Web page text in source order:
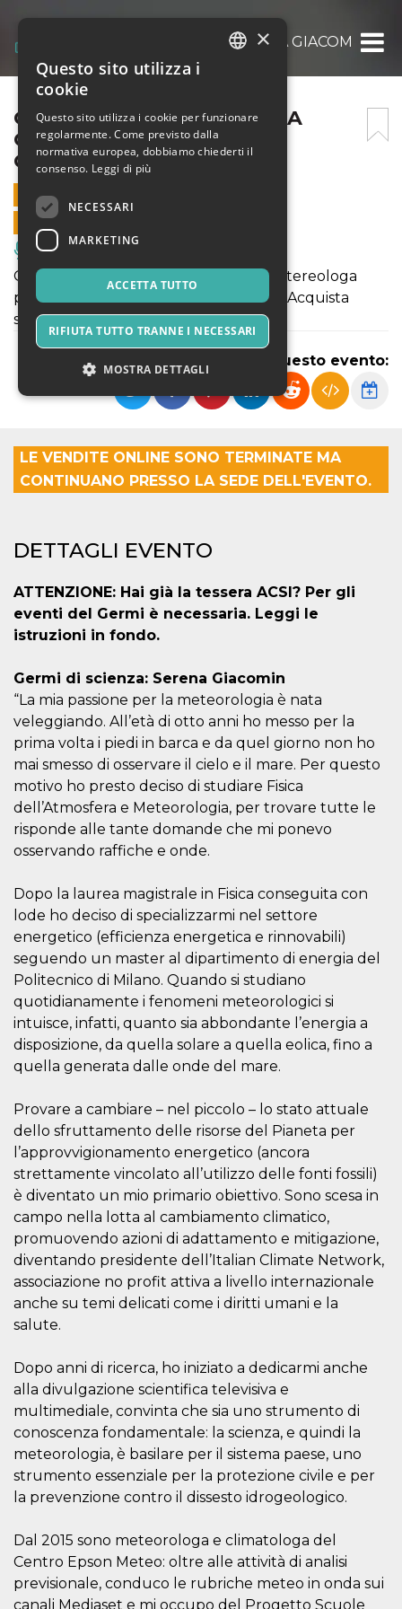
GERMI DI SCIENZA: SERENA GIACOMIN
GERMI DI SCIENZA: SERENA
GIACOMIN @GERMILDC 11
GENNAIO 2020
11 GENNAIO 2020 - 21:00
VENDITE ONLINE TERMINATE
Musica, Eventi Live, Club
Germi di scienza: Serena Giacomin, metereologa
professionista e conduttrice televisiva. Acquista
subito i tuoi biglietti!
Condividi questo evento:
LE VENDITE ONLINE SONO TERMINATE MA
CONTINUANO PRESSO LA SEDE DELL'EVENTO.
DETTAGLI EVENTO
ATTENZIONE: Hai già la tessera ACSI? Per gli
eventi del Germi è necessaria. Leggi le
istruzioni in fondo.
Germi di scienza: Serena Giacomin
“La mia passione per la meteorologia è nata
veleggiando. All’età di otto anni ho messo per la
prima volta i piedi in barca e da quel giorno non ho
mai smesso di osservare il cielo e il mare. Per questo
motivo ho presto deciso di studiare Fisica
dell’Atmosfera e Meteorologia, per trovare tutte le
risponde alle tante domande che mi ponevo
osservando raffiche e onde.
Dopo la laurea magistrale in Fisica conseguita con
lode ho deciso di specializzarmi nel settore
energetico (efficienza energetica e rinnovabili)
seguendo un master al dipartimento di energia del
Politecnico di Milano. Quando si studiano
quotidianamente i fenomeni meteorologici si
intuisce, infatti, quanto sia abbondante l’energia a
disposizione, da quella solare a quella eolica, fino a
quella generata dalle onde del mare.
Provare a cambiare – nel piccolo – lo stato attuale
dello sfruttamento delle risorse del Pianeta per
l’approvvigionamento energetico (ancora
strettamente vincolato all’utilizzo delle fonti fossili)
è diventato un mio primario obiettivo. Sono scesa in
campo nella lotta al cambiamento climatico,
promuovendo azioni di adattamento e mitigazione,
diventando presidente dell’Italian Climate Network,
associazione no profit attiva a livello internazionale
anche su temi delicati come i diritti umani e la
salute.
Dopo anni di ricerca, ho iniziato a dedicarmi anche
alla divulgazione scientifica televisiva e
multimediale, convinta che sia uno strumento di
conoscenza fondamentale: la scienza, e quindi la
meteorologia, è basilare per il sistema paese, uno
strumento essenziale per la protezione civile e per
la prevenzione contro il dissesto idrogeologico.
Dal 2015 sono meteorologa e climatologa del
Centro Epson Meteo: oltre alle attività di analisi
previsionale, conduco le rubriche meteo in onda sui
canali Mediaset e mi occupo del Progetto Scuole
×
Questo sito utilizza i
cookie
Questo sito utilizza i cookie per funzionare
regolarmente. Come previsto dalla
normativa europea, dobbiamo chiederti il
consenso. Leggi di più
NECESSARI
MARKETING
ACCETTA TUTTO
RIFIUTA TUTTO TRANNE I NECESSARI
MOSTRA DETTAGLI
I cookie strettamente necessari o tecnici sono
indispensabili al funzionamento del sito. I
servizi qui presenti non potranno funzionare
Nome
Dominio
Inc.
Cookie from
CloudFlare
stores the proof
challenge if
present. It is
required to
reach origin
wordpress_test_cookie
Automattic
Inc.
.oooh.events
Sessione
verifica che il
browser accetti i
cookie.
PHPSESSID
PHP.net
basate sul
Si tratta di un
identificatore
generico
utilizzato per
mantenere le
sessione utente.
Normalmente è
un numero
generato in
modo casuale, il
modo in cui
sito, ma un
mantenere uno
tra le pagine.
m
Stripe
m.stripe.com
1 anno 1
mese
Questo cookie
generalmente
utilizzato per le
prestazioni e
l'ottimizzazione
elaborazione
dei pagamenti,
facilitando la
rendere le
pagine più
CookieScriptConsent
CookieScript
oooh.events
4
2 giorni
Questo cookie
viene utilizzato
dal servizio
Cookie-
Script.com per
ricordare le
preferenze di
consenso sui
necessario che il
banner dei
cookie di
Script.com
funzioni